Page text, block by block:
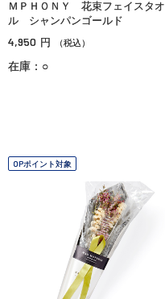
ＭＰＨＯＮＹ 花束フェイスタオ
ル シャンパンゴールド
4,950 円 （税込）
在庫：○
OPポイント対象